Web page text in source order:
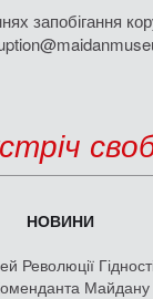
запобігання
НОВИНИ
Революції
Майдану